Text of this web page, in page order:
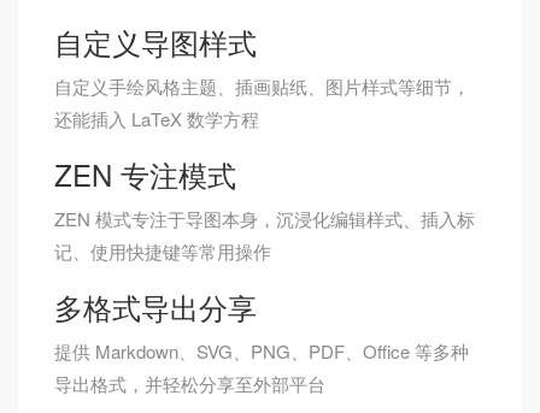
自定义导图样式
自定义手绘风格主题、插画贴纸、图片样式等细节，
还能插入 LaTeX 数学方程
ZEN 专注模式
ZEN 模式专注于导图本身，沉浸化编辑样式、插入标
记、使用快捷键等常用操作
多格式导出分享
提供 Markdown、SVG、PNG、PDF、Office 等多种
导出格式，并轻松分享至外部平台